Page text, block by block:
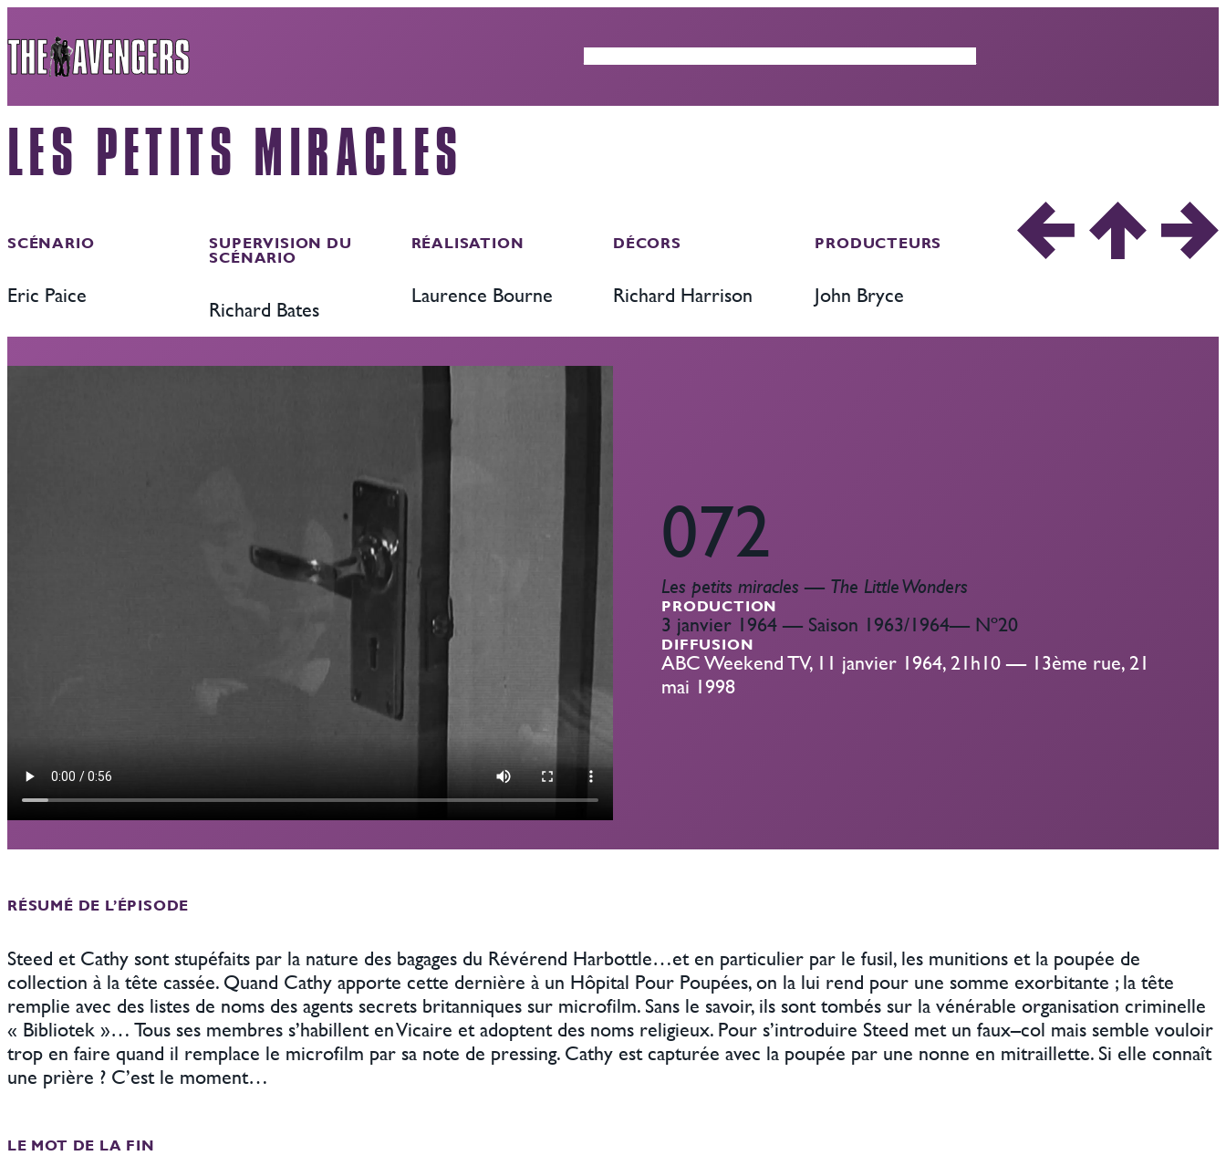
au
contenu
LES PETITS MIRACLES
SCÉNARIO
Eric Paice
SUPERVISION DU
SCÉNARIO
Richard Bates
RÉALISATION
Laurence Bourne
DÉCORS
Richard Harrison
PRODUCTEURS
John Bryce
072
Les petits miracles — The Little Wonders
PRODUCTION
3 janvier 1964 — Saison 1963/1964— Nº20
DIFFUSION
ABC Weekend TV, 11 janvier 1964, 21h10 — 13ème rue, 21
mai 1998
RÉSUMÉ DE L’ÉPISODE
Steed et Cathy sont stupéfaits par la nature des bagages du Révérend Harbottle…et en particulier par le fusil, les munitions et la poupée de
collection à la tête cassée. Quand Cathy apporte cette dernière à un Hôpital Pour Poupées, on la lui rend pour une somme exorbitante ; la tête
remplie avec des listes de noms des agents secrets britanniques sur microfilm. Sans le savoir, ils sont tombés sur la vénérable organisation criminelle
« Bibliotek »… Tous ses membres s’habillent en Vicaire et adoptent des noms religieux. Pour s’introduire Steed met un faux–col mais semble vouloir
trop en faire quand il remplace le microfilm par sa note de pressing. Cathy est capturée avec la poupée par une nonne en mitraillette. Si elle connaît
une prière ? C’est le moment…
LE MOT DE LA FIN